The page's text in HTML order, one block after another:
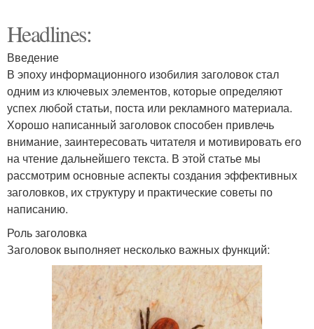
Headlines:
Введение
В эпоху информационного изобилия заголовок стал
одним из ключевых элементов, которые определяют
успех любой статьи, поста или рекламного материала.
Хорошо написанный заголовок способен привлечь
внимание, заинтересовать читателя и мотивировать его
на чтение дальнейшего текста. В этой статье мы
рассмотрим основные аспекты создания эффективных
заголовков, их структуру и практические советы по
написанию.
Роль заголовка
Заголовок выполняет несколько важных функций: